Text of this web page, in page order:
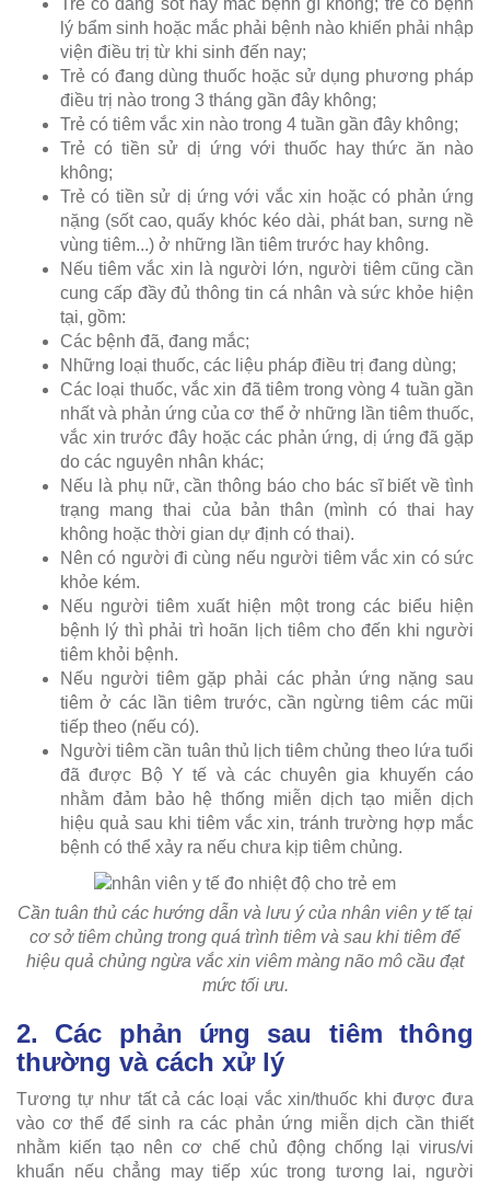
Trẻ có đang sốt hay mắc bệnh gì không; trẻ có bệnh
lý bẩm sinh hoặc mắc phải bệnh nào khiến phải nhập
viện điều trị từ khi sinh đến nay;
Trẻ có đang dùng thuốc hoặc sử dụng phương pháp
điều trị nào trong 3 tháng gần đây không;
Trẻ có tiêm vắc xin nào trong 4 tuần gần đây không;
Trẻ có tiền sử dị ứng với thuốc hay thức ăn nào
không;
Trẻ có tiền sử dị ứng với vắc xin hoặc có phản ứng
nặng (sốt cao, quấy khóc kéo dài, phát ban, sưng nề
vùng tiêm...) ở những lần tiêm trước hay không.
Nếu tiêm vắc xin là người lớn, người tiêm cũng cần
cung cấp đầy đủ thông tin cá nhân và sức khỏe hiện
tại, gồm:
Các bệnh đã, đang mắc;
Những loại thuốc, các liệu pháp điều trị đang dùng;
Các loại thuốc, vắc xin đã tiêm trong vòng 4 tuần gần
nhất và phản ứng của cơ thể ở những lần tiêm thuốc,
vắc xin trước đây hoặc các phản ứng, dị ứng đã gặp
do các nguyên nhân khác;
Nếu là phụ nữ, cần thông báo cho bác sĩ biết về tình
trạng mang thai của bản thân (mình có thai hay
không hoặc thời gian dự định có thai).
Nên có người đi cùng nếu người tiêm vắc xin có sức
khỏe kém.
Nếu người tiêm xuất hiện một trong các biểu hiện
bệnh lý thì phải trì hoãn lịch tiêm cho đến khi người
tiêm khỏi bệnh.
Nếu người tiêm gặp phải các phản ứng nặng sau
tiêm ở các lần tiêm trước, cần ngừng tiêm các mũi
tiếp theo (nếu có).
Người tiêm cần tuân thủ lịch tiêm chủng theo lứa tuổi
đã được Bộ Y tế và các chuyên gia khuyến cáo
nhằm đảm bảo hệ thống miễn dịch tạo miễn dịch
hiệu quả sau khi tiêm vắc xin, tránh trường hợp mắc
bệnh có thể xảy ra nếu chưa kịp tiêm chủng.
Cần tuân thủ các hướng dẫn và lưu ý của nhân viên y tế tại
cơ sở tiêm chủng trong quá trình tiêm và sau khi tiêm để
hiệu quả chủng ngừa vắc xin viêm màng não mô cầu đạt
mức tối ưu.
2. Các phản ứng sau tiêm thông
thường và cách xử lý
Tương tự như tất cả các loại vắc xin/thuốc khi được đưa
vào cơ thể để sinh ra các phản ứng miễn dịch cần thiết
nhằm kiến tạo nên cơ chế chủ động chống lại virus/vi
khuẩn nếu chẳng may tiếp xúc trong tương lai, người